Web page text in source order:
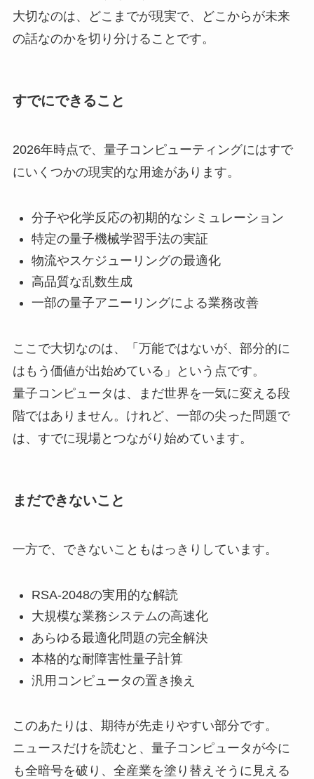
大切なのは、どこまでが現実で、どこからが未来
の話なのかを切り分けることです。
すでにできること
2026年時点で、量子コンピューティングにはすで
にいくつかの現実的な用途があります。
分子や化学反応の初期的なシミュレーション
特定の量子機械学習手法の実証
物流やスケジューリングの最適化
高品質な乱数生成
一部の量子アニーリングによる業務改善
ここで大切なのは、「万能ではないが、部分的に
はもう価値が出始めている」という点です。
量子コンピュータは、まだ世界を一気に変える段
階ではありません。けれど、一部の尖った問題で
は、すでに現場とつながり始めています。
まだできないこと
一方で、できないこともはっきりしています。
RSA-2048の実用的な解読
大規模な業務システムの高速化
あらゆる最適化問題の完全解決
本格的な耐障害性量子計算
汎用コンピュータの置き換え
このあたりは、期待が先走りやすい部分です。
ニュースだけを読むと、量子コンピュータが今に
も全暗号を破り、全産業を塗り替えそうに見える